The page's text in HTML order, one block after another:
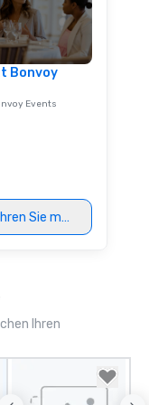
Bonvoy
Events
Sie mehr
Ihren